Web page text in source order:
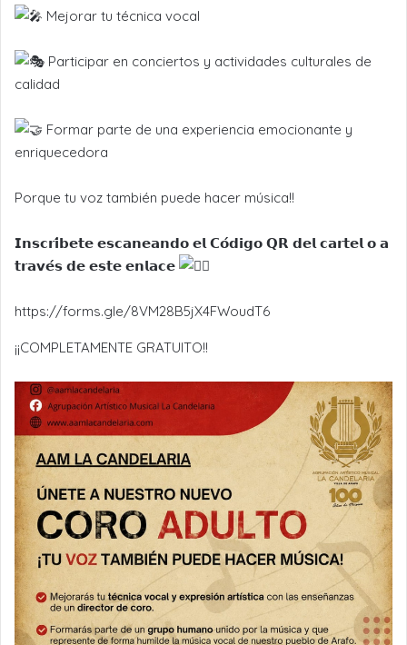
Mejorar tu técnica vocal
Participar en conciertos y actividades culturales de
calidad
Formar parte de una experiencia emocionante y
enriquecedora
Porque tu voz también puede hacer música!!
𝗜𝗻𝘀𝗰𝗿𝗶́𝗯𝗲𝘁𝗲 𝗲𝘀𝗰𝗮𝗻𝗲𝗮𝗻𝗱𝗼 𝗲𝗹 𝗖𝗼́𝗱𝗶𝗴𝗼 𝗤𝗥 𝗱𝗲𝗹 𝗰𝗮𝗿𝘁𝗲𝗹 𝗼 𝗮
𝘁𝗿𝗮𝘃𝗲́𝘀 𝗱𝗲 𝗲𝘀𝘁𝗲 𝗲𝗻𝗹𝗮𝗰𝗲
https://forms.gle/8VM28B5jX4FWoudT6
¡¡COMPLETAMENTE GRATUITO!!